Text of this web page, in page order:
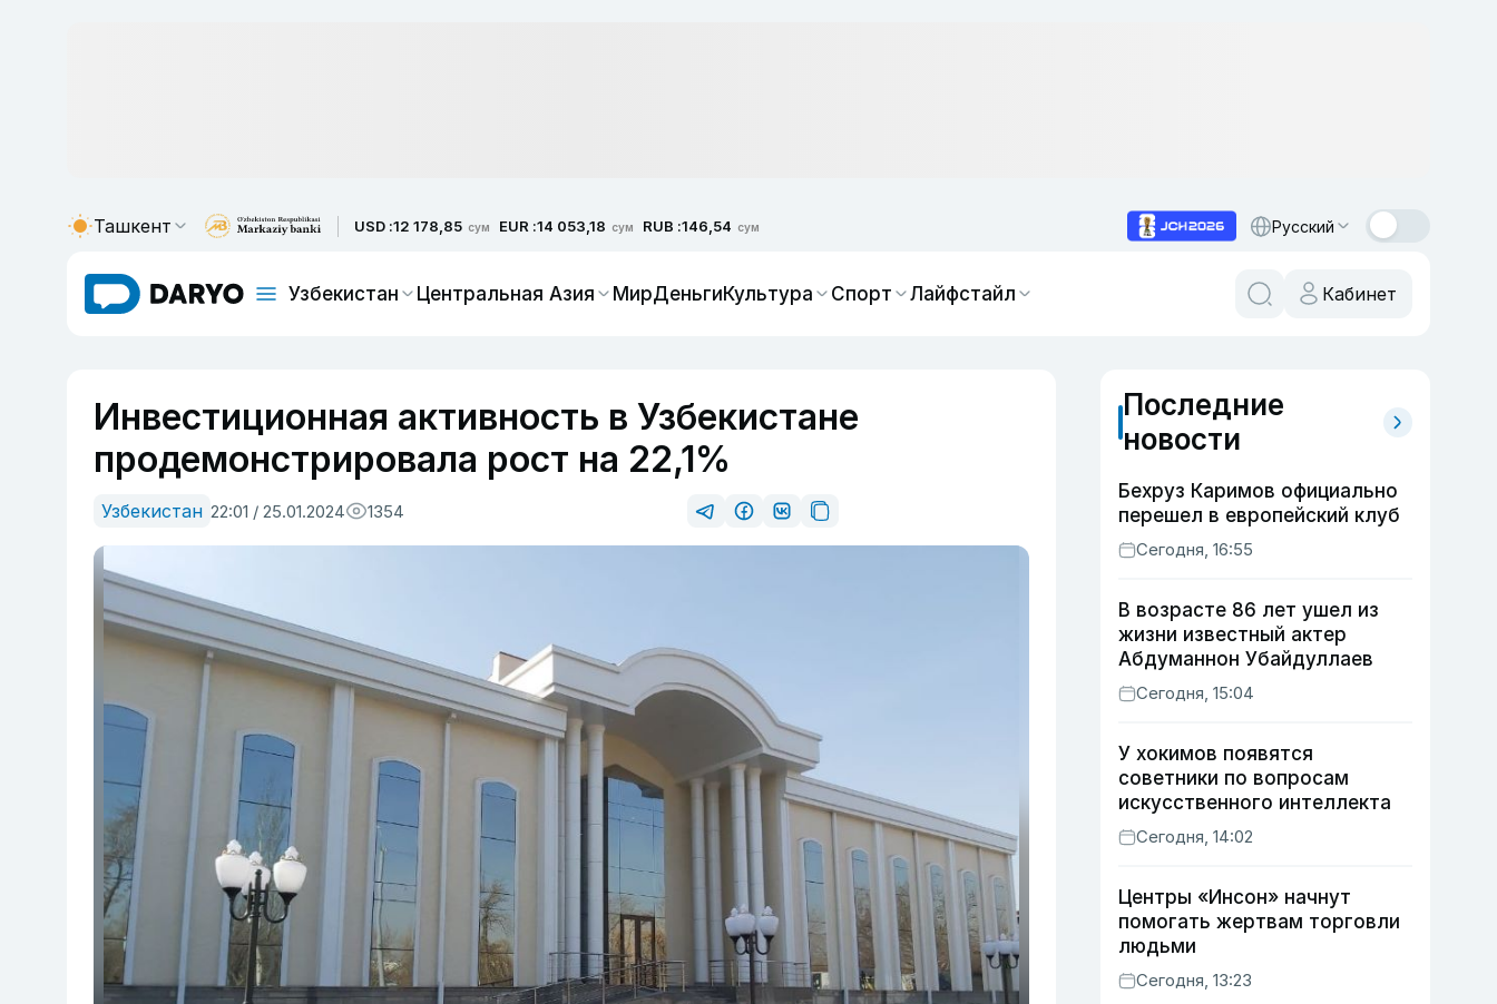
Ташкент USD :12 178,85 сум EUR :14 053,18 сум RUB :146,54 сум Русский
Узбекистан Центральная Азия МирДеньгиКультура Спорт Лайфстайл Кабинет
Инвестиционная активность в Узбекистане
продемонстрировала рост на 22,1%
Узбекистан 22:01 / 25.01.2024 1354
Последние
новости
Бехруз Каримов официально
перешел в европейский клуб
Сегодня, 16:55
В возрасте 86 лет ушел из
жизни известный актер
Абдуманнон Убайдуллаев
Сегодня, 15:04
У хокимов появятся
советники по вопросам
искусственного интеллекта
Сегодня, 14:02
Центры «Инсон» начнут
помогать жертвам торговли
людьми
Сегодня, 13:23